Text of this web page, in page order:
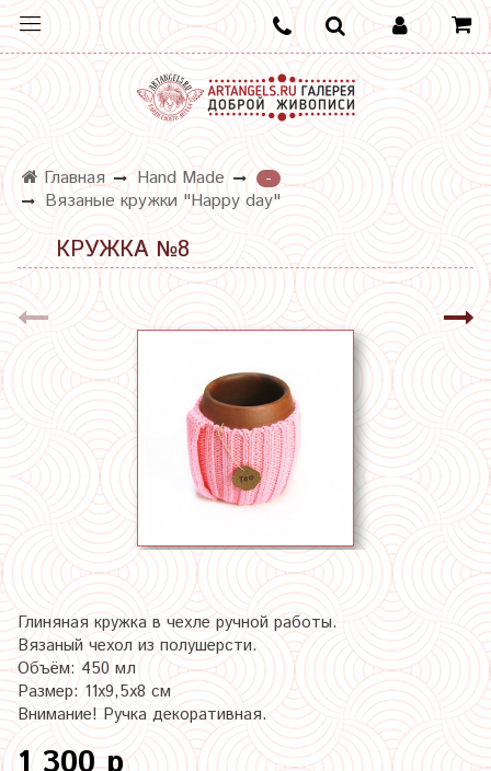
Главная Hand Made
-
Вязаные кружки "Happy day"
КРУЖКА №8
Глиняная кружка в чехле ручной работы.
Вязаный чехол из полушерсти.
Объём: 450 мл
Размер: 11х9,5х8 см
Внимание! Ручка декоративная.